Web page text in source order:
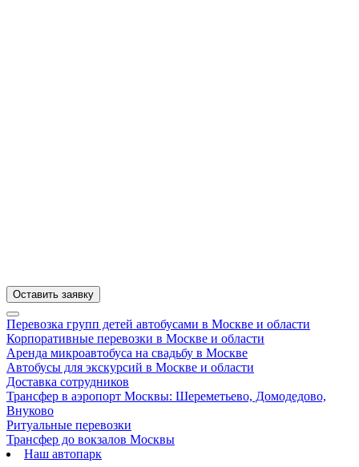
Оставить заявку
Перевозка групп детей автобусами в Москве и области
Корпоративные перевозки в Москве и области
Аренда микроавтобуса на свадьбу в Москве
Автобусы для экскурсий в Москве и области
Доставка сотрудников
Трансфер в аэропорт Москвы: Шереметьево, Домодедово,
Внуково
Ритуальные перевозки
Трансфер до вокзалов Москвы
Наш автопарк